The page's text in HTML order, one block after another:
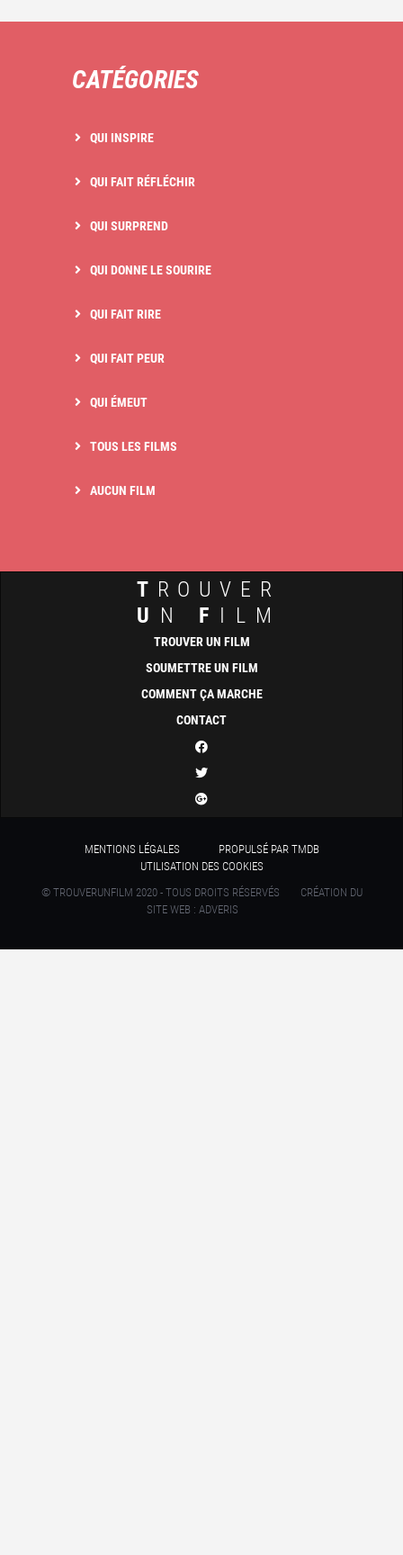
CATÉGORIES
QUI INSPIRE
QUI FAIT RÉFLÉCHIR
QUI SURPREND
QUI DONNE LE SOURIRE
QUI FAIT RIRE
QUI FAIT PEUR
QUI ÉMEUT
TOUS LES FILMS
AUCUN FILM
T ROUVER
U N F ILM
TROUVER UN FILM
SOUMETTRE UN FILM
COMMENT ÇA MARCHE
CONTACT
MENTIONS LÉGALES
PROPULSÉ PAR TMDB
UTILISATION DES COOKIES
© TROUVERUNFILM 2020 - TOUS DROITS RÉSERVÉS
CRÉATION DU
SITE WEB : ADVERIS